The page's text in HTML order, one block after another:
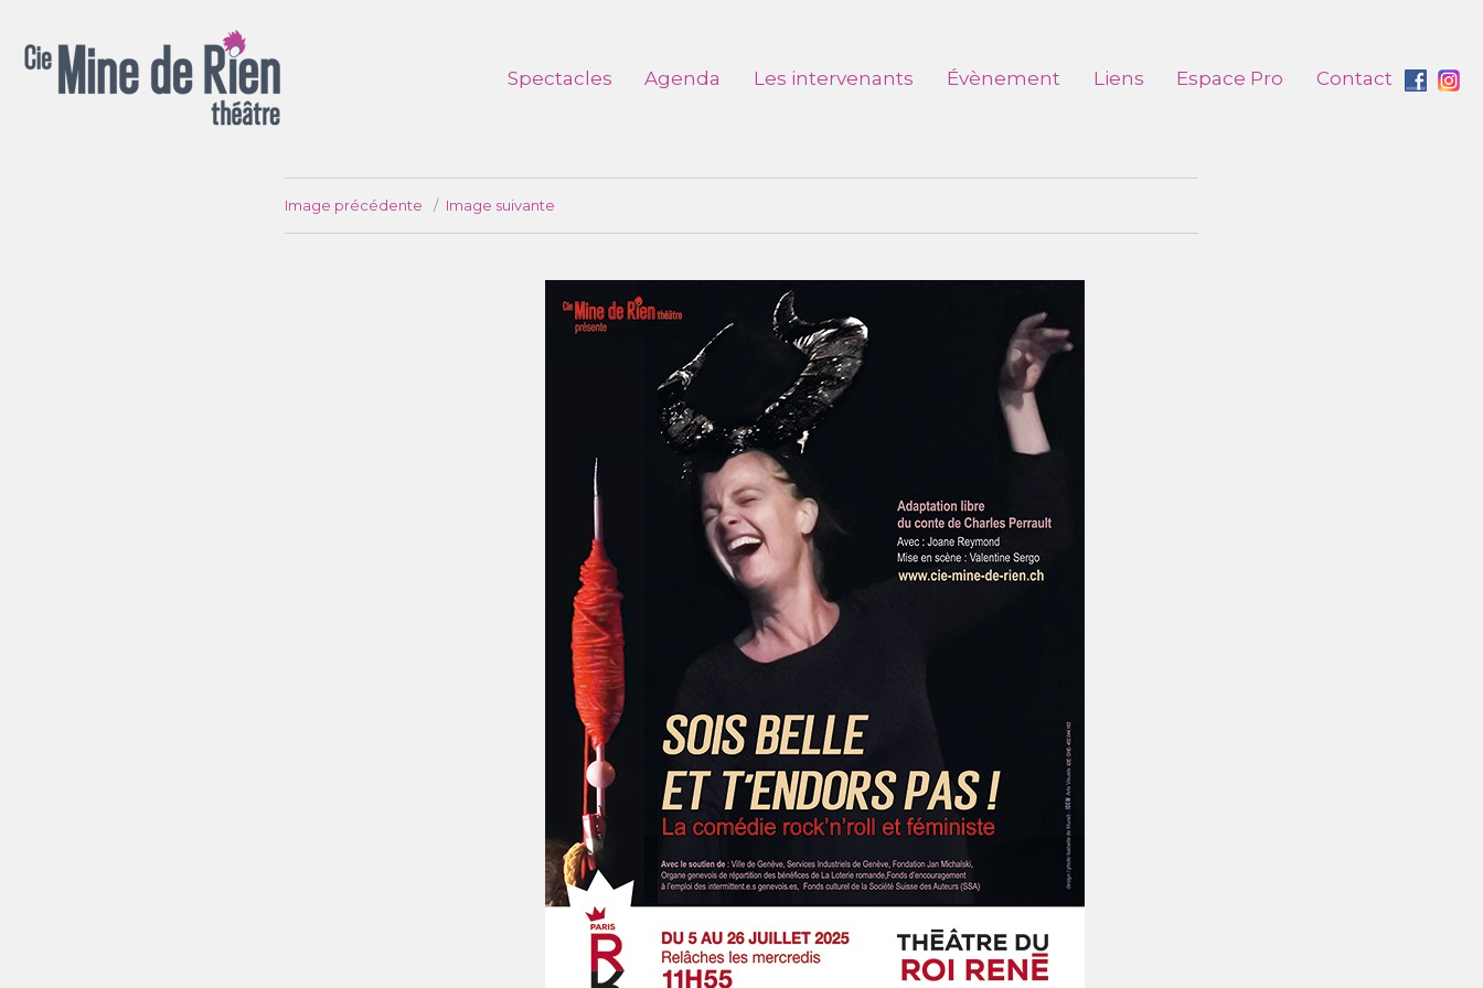
Spectacles Agenda Les intervenants Évènement Liens Espace Pro Contact
Image précédente Image suivante